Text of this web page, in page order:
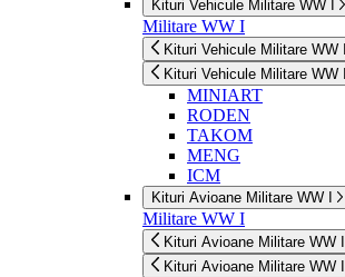
Kituri Vehicule Militare WW I
Militare WW I
Kituri Vehicule Militare WW I
Kituri Vehicule Militare WW I
MINIART
RODEN
TAKOM
MENG
ICM
Kituri Avioane Militare WW I
Militare WW I
Kituri Avioane Militare WW I
Kituri Avioane Militare WW I